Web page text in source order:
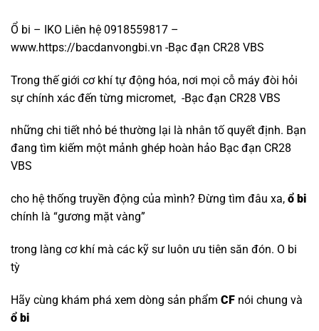
Ổ bi – IKO Liên hệ 0918559817 –
www.https://bacdanvongbi.vn -Bạc đạn CR28 VBS
Trong thế giới cơ khí tự động hóa, nơi mọi cỗ máy đòi hỏi
sự chính xác đến từng micromet, -Bạc đạn CR28 VBS
những chi tiết nhỏ bé thường lại là nhân tố quyết định. Bạn
đang tìm kiếm một mảnh ghép hoàn hảo Bạc đạn CR28
VBS
cho hệ thống truyền động của mình? Đừng tìm đâu xa, ổ bi
chính là “gương mặt vàng”
trong làng cơ khí mà các kỹ sư luôn ưu tiên săn đón. O bi
tỳ
Hãy cùng khám phá xem dòng sản phẩm CF nói chung và
ổ bi